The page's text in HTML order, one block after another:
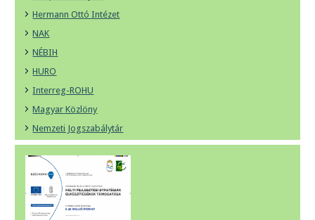
Hermann Ottó Intézet
NAK
NÉBIH
HURO
Interreg-ROHU
Magyar Közlöny
Nemzeti Jogszabálytár